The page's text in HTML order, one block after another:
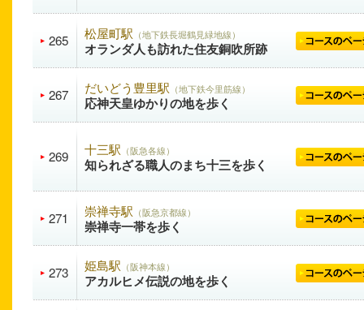
265 松屋町駅 （地下鉄長堀鶴見緑地線）
オランダ人も訪れた住友銅吹所跡
267 だいどう豊里駅 （地下鉄今里筋線）
応神天皇ゆかりの地を歩く
269 十三駅 （阪急各線）
知られざる職人のまち十三を歩く
271 崇禅寺駅 （阪急京都線）
崇禅寺一帯を歩く
273 姫島駅 （阪神本線）
アカルヒメ伝説の地を歩く